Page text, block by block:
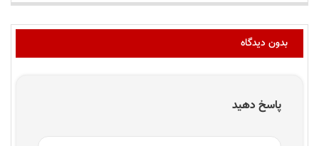
بدون دیدگاه
پاسخ دهید